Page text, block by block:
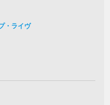
・ライヴ